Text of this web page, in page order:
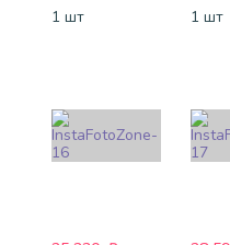
1 шт
1 шт